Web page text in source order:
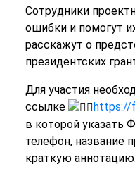
Сотрудники
ошибки и помогут
расскажут о
президентских
Для участия
ссылке
https://
в которой указать
телефон, название
краткую аннотацию.